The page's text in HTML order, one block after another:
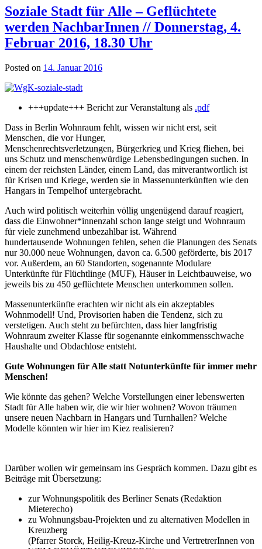
Soziale Stadt für Alle – Geflüchtete
werden NachbarInnen // Donnerstag, 4.
Februar 2016, 18.30 Uhr
Posted on 14. Januar 2016
+++update+++ Bericht zur Veranstaltung als .pdf
Dass in Berlin Wohnraum fehlt, wissen wir nicht erst, seit
Menschen, die vor Hunger,
Menschenrechtsverletzungen, Bürgerkrieg und Krieg fliehen, bei
uns Schutz und menschenwürdige Lebensbedingungen suchen. In
einem der reichsten Länder, einem Land, das mitverantwortlich ist
für Krisen und Kriege, werden sie in Massenunterkünften wie den
Hangars in Tempelhof untergebracht.
Auch wird politisch weiterhin völlig ungenügend darauf reagiert,
dass die Einwohner*innenzahl schon lange steigt und Wohnraum
für viele zunehmend unbezahlbar ist. Während
hundertausende Wohnungen fehlen, sehen die Planungen des Senats
nur 30.000 neue Wohnungen, davon ca. 6.500 geförderte, bis 2017
vor. Außerdem, an 60 Standorten, sogenannte Modulare
Unterkünfte für Flüchtlinge (MUF), Häuser in Leichtbauweise, wo
jeweils bis zu 450 geflüchtete Menschen unterkommen sollen.
Massenunterkünfte erachten wir nicht als ein akzeptables
Wohnmodell! Und, Provisorien haben die Tendenz, sich zu
verstetigen. Auch steht zu befürchten, dass hier langfristig
Wohnraum zweiter Klasse für sogenannte einkommensschwache
Haushalte und Obdachlose entsteht.
Gute Wohnungen für Alle statt Notunterkünfte für immer mehr
Menschen!
Wie könnte das gehen? Welche Vorstellungen einer lebenswerten
Stadt für Alle haben wir, die wir hier wohnen? Wovon träumen
unsere neuen Nachbarn in Hangars und Turnhallen? Welche
Modelle könnten wir hier im Kiez realisieren?
Darüber wollen wir gemeinsam ins Gespräch kommen. Dazu gibt es
Beiträge mit Übersetzung:
zur Wohnungspolitik des Berliner Senats (Redaktion
Mieterecho)
zu Wohnungsbau-Projekten und zu alternativen Modellen in
Kreuzberg
(Pfarrer Storck, Heilig-Kreuz-Kirche und VertretrerInnen von